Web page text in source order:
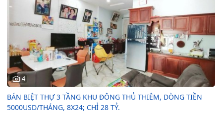
4
BÁN BIỆT THỰ 3 TẦNG KHU ĐÔNG THỦ THIÊM, DÒNG TIỀN
5000USD/THÁNG, 8X24; CHỈ 28 TỶ.